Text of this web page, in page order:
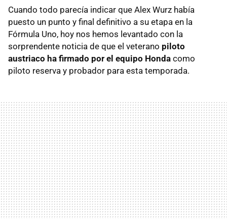
Cuando todo parecía indicar que Alex Wurz había
puesto un punto y final definitivo a su etapa en la
Fórmula Uno, hoy nos hemos levantado con la
sorprendente noticia de que el veterano piloto
austriaco ha firmado por el equipo Honda como
piloto reserva y probador para esta temporada.